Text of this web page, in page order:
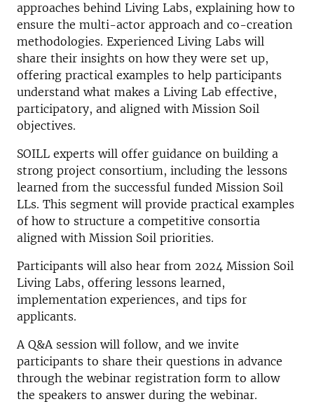
approaches behind Living Labs, explaining how to
ensure the multi-actor approach and co-creation
methodologies. Experienced Living Labs will
share their insights on how they were set up,
offering practical examples to help participants
understand what makes a Living Lab effective,
participatory, and aligned with Mission Soil
objectives.
SOILL experts will offer guidance on building a
strong project consortium, including the lessons
learned from the successful funded Mission Soil
LLs. This segment will provide practical examples
of how to structure a competitive consortia
aligned with Mission Soil priorities.
Participants will also hear from 2024 Mission Soil
Living Labs, offering lessons learned,
implementation experiences, and tips for
applicants.
A Q&A session will follow, and we invite
participants to share their questions in advance
through the webinar registration form to allow
the speakers to answer during the webinar.